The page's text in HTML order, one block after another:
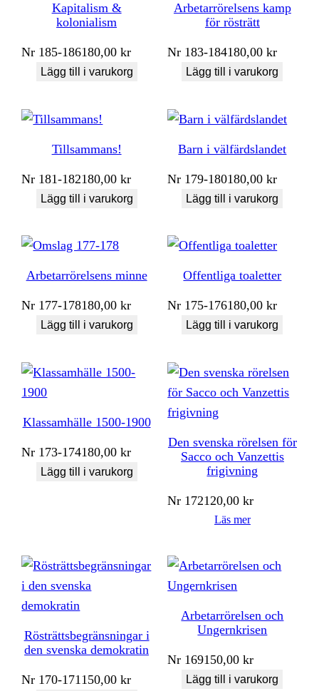
Kapitalism &
kolonialism
Nr 185-186180,00kr
Lägg till i varukorg
Arbetarrörelsens kamp
för rösträtt
Nr 183-184180,00kr
Lägg till i varukorg
Tillsammans!
Nr 181-182180,00kr
Lägg till i varukorg
Barn i välfärdslandet
Nr 179-180180,00kr
Lägg till i varukorg
Arbetarrörelsens minne
Nr 177-178180,00kr
Lägg till i varukorg
Offentliga toaletter
Nr 175-176180,00kr
Lägg till i varukorg
Klassamhälle 1500-1900
Nr 173-174180,00kr
Lägg till i varukorg
Den svenska rörelsen för
Sacco och Vanzettis
frigivning
Nr 172120,00kr
Läs mer
Rösträttsbegränsningar i
den svenska demokratin
Nr 170-171150,00kr
Arbetarrörelsen och
Ungernkrisen
Nr 169150,00kr
Lägg till i varukorg